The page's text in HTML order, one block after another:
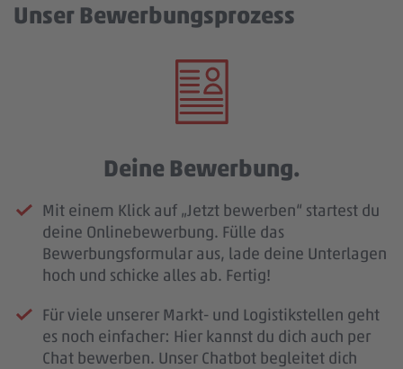
Unser Bewerbungsprozess
Deine Bewerbung.
Mit einem Klick auf „Jetzt bewerben“ startest du
deine Onlinebewerbung. Fülle das
Bewerbungsformular aus, lade deine Unterlagen
hoch und schicke alles ab. Fertig!
Für viele unserer Markt- und Logistikstellen geht
es noch einfacher: Hier kannst du dich auch per
Chat bewerben. Unser Chatbot begleitet dich